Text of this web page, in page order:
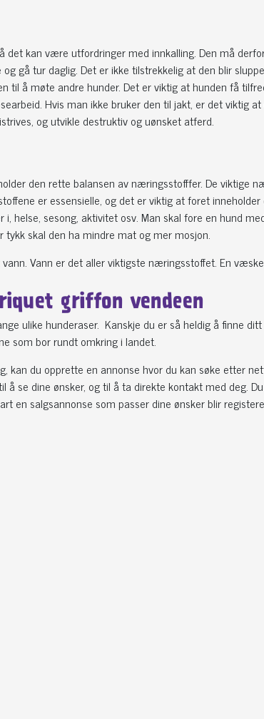
kan være utfordringer med innkalling. Den må
gå tur daglig. Det er ikke tilstrekkelig at den blir
til å møte andre hunder. Det er viktig at hunden få
Hvis man ikke bruker den til jakt, er det viktig
og utvikle destruktiv og uønsket atferd.
den rette balansen av næringsstofffer. De viktige
er essensielle, og det er viktig at foret
helse, sesong, aktivitet osv. Man skal fore en hund
skal den ha mindre mat og mer mosjon.
Vann er det aller viktigste næringsstoffet. En
griffon vendeen
ulike hunderaser. Kanskje du er så heldig å finne
som bor rundt omkring i landet.
kan du opprette en annonse hvor du kan søke etter
å se dine ønsker, og til å ta direkte kontakt med deg.
en salgsannonse som passer dine ønsker blir